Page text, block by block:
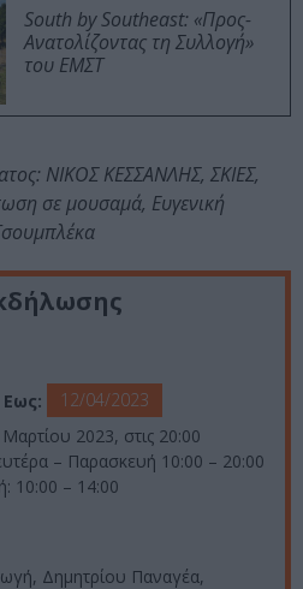
South by Southeast: «Προς-
Ανατολίζοντας τη Συλλογή»
του ΕΜΣΤ
ΝΙΚΟΣ ΚΕΣΣΑΝΛΗΣ, ΣΚΙΕΣ,
σε μουσαμά, Ευγενική
Εως:
12/04/2023
Μαρτίου 2023, στις 20:00
– Παρασκευή 10:00 – 20:00
10:00 – 14:00
Δημητρίου Παναγέα,